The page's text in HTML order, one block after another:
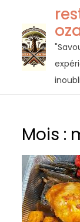
contenu
Mois :